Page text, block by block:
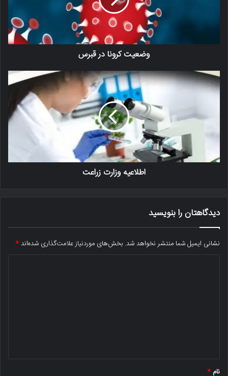
وضعیت کرونا در قبرس
اطلاعیه وزارت زراعت
دیدگاهتان را بنویسید
نشانی ایمیل شما منتشر نخواهد شد. بخش‌های موردنیاز علامت‌گذاری شده‌اند*
نام *